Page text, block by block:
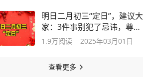
明日二月初三“定日”，建议大
家：3件事别犯了忌讳，尊重
老传统
1.9万阅读 2025年03月01日
查看更多